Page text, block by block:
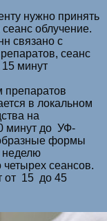
нужно принять
облучение.
связано с
сеанс
15 минут
препаратов
в локальном
на
минут до УФ-
формы
неделю
сеансов.
от 15 до 45